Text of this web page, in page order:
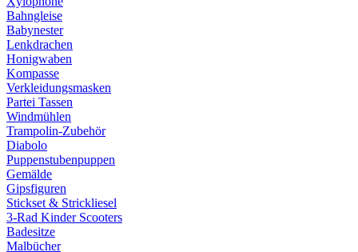
Bahngleise
Babynester
Lenkdrachen
Honigwaben
Kompasse
Verkleidungsmasken
Partei Tassen
Windmühlen
Trampolin-Zubehör
Diabolo
Puppenstubenpuppen
Gemälde
Gipsfiguren
Stickset & Strickliesel
3-Rad Kinder Scooters
Badesitze
Malbücher